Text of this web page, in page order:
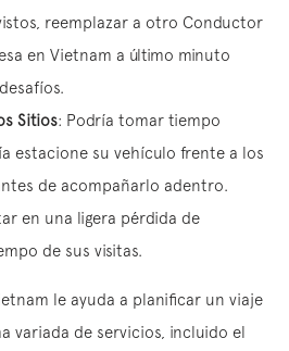
reemplazar a otro Conductor
en Vietnam a último minuto
Sitios: Podría tomar tiempo
estacione su vehículo frente a los
de acompañarlo adentro.
en una ligera pérdida de
de sus visitas.
le ayuda a planificar un viaje
variada de servicios, incluido el